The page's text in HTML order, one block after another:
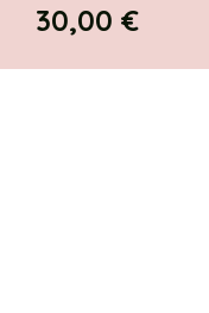
30,00 €Prix